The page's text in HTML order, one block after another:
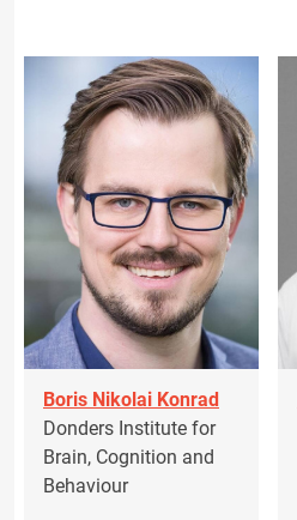
Boris Nikolai Konrad
Donders Institute for
Brain, Cognition and
Behaviour